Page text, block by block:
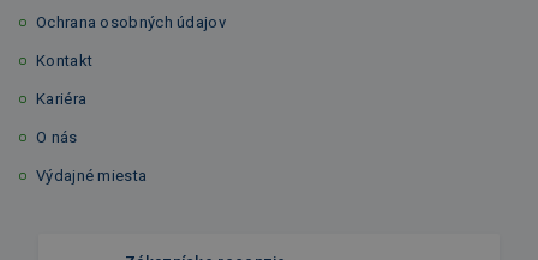
Ochrana osobných údajov
Kontakt
Kariéra
O nás
Výdajné miesta